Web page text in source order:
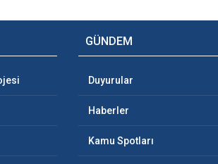
GÜNDEM
Duyurular
Haberler
Kamu Spotları